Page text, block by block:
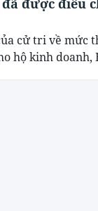
được điều
cử tri về mức
hộ kinh doanh,